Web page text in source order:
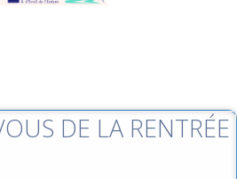
DE LA RENTRÉE